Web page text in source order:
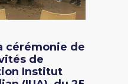
cérémonie de
de
Institut